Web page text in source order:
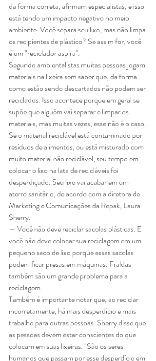
da forma correta, afirmam especialistas, e isso
está tendo um impacto negativo no meio
ambiente. Você separa seu lixo, mas não limpa
os recipientes de plástico? Se assim for, você
é um "reciclador aspira".
Segundo ambientalistas muitas pessoas jogam
materiais na lixeira sem saber que, da forma
como estão sendo descartados não podem ser
reciclados. Isso acontece porque em geral se
supõe que alguém vai separar e limpar os
materiais, mas muitas vezes, esse não é o caso.
Se o material reciclável está contaminado por
resíduos de alimentos, ou está misturado com
muito material não reciclável, seu tempo em
colocar o lixo na lata de recicláveis foi
desperdiçado. Seu lixo vai acabar em um
aterro sanitário, de acordo com a diretora de
Marketing e Comunicações da Repak, Laura
Sherry.
— Você não deve reciclar sacolas plásticas. E
você não deve colocar sua reciclagem em um
pequeno saco de lixo porque essas sacolas
podem ficar presas em máquinas. Fraldas
também são um grande problema para a
reciclagem.
Também é importante notar que, ao reciclar
incorretamente, há mais desperdício e mais
trabalho para outras pessoas. Sherry disse que
as pessoas devem estar conscientes do que
colocam em suas lixeiras. "São os seres
humanos que passam por esse desperdício em